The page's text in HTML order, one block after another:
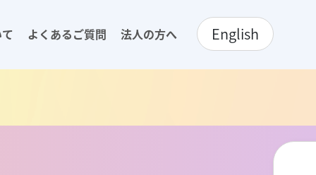
よくあるご質問 法人の方へ English